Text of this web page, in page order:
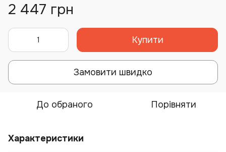
2 447 грн
Купити
Замовити швидко
До обраного Порівняти
Характеристики